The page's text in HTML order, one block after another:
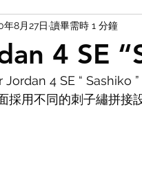
4 SE
年8月27日 讀畢需時 1 分鐘
Jordan 4 SE “ Sashiko
採用不同的刺子繡拼接